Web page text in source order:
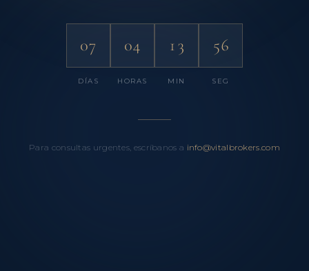
07
DÍAS
04
HORAS
13
MIN
56
SEG
Para consultas urgentes, escríbanos a info@vitalbrokers.com